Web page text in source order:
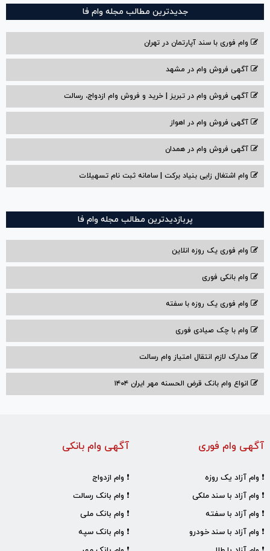
جدیدترین مطالب مجله وام فا
وام فوری با سند آپارتمان در تهران
آگهی فروش وام در مشهد
آگهی فروش وام در تبریز | خرید و فروش وام ازدواج، رسالت
آگهی فروش وام در اهواز
آگهی فروش وام در همدان
وام اشتغال زایی بنیاد برکت | سامانه ثبت نام تسهیلات
پربازدیدترین مطالب مجله وام فا
وام فوری یک روزه انلاین
وام بانکی فوری
وام فوری یک روزه با سفته
وام با‌ چک صیادی‌ فوری
مدارک لازم انتقال امتیاز وام رسالت
انواع وام بانک قرض الحسنه مهر ایران ۱۴۰۴
آگهی وام بانکی
❗ وام ازدواج
❗ وام بانک رسالت
❗ وام بانک ملی
❗ وام بانک سپه
آگهی وام فوری
❗ وام آزاد یک روزه
❗ وام آزاد با سند ملکی
❗ وام آزاد با سفته
❗ وام آزاد با سند خودرو